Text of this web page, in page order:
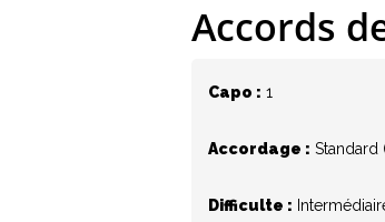
Hit enter to search or ESC to
Accords
Capo : 1
Accordage : Standard
Difficulte :